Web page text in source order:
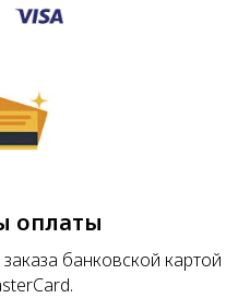
оплаты
банковской картой